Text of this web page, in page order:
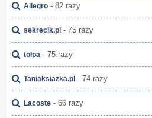
Allegro - 82 razy
sekrecik.pl - 75 razy
tołpa - 75 razy
Taniaksiazka.pl - 74 razy
Lacoste - 66 razy